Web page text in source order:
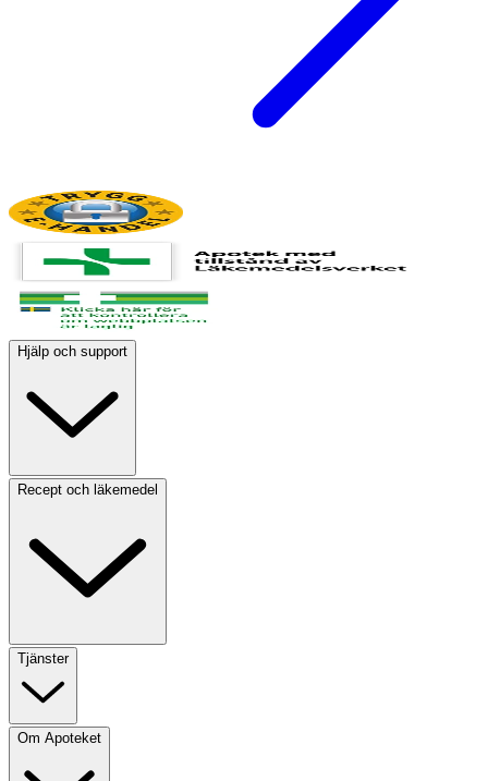
Hjälp och support
Recept och läkemedel
Tjänster
Om Apoteket